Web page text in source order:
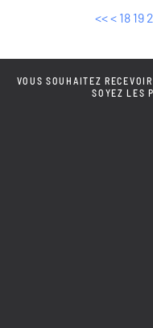
<<< 18 19
VOUS SOUHAITEZ
SOYEZ LES